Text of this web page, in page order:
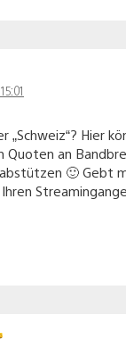
„Schweiz“? Hier
Quoten an
🙂 Gebt